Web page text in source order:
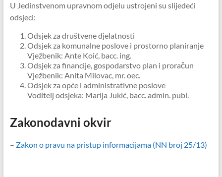
U Jedinstvenom upravnom odjelu ustrojeni su slijedeći
odsjeci:
Odsjek za društvene djelatnosti
Odsjek za komunalne poslove i prostorno planiranje
Vježbenik: Ante Koić, bacc. ing.
Odsjek za financije, gospodarstvo plan i proračun
Vježbenik: Anita Milovac, mr. oec.
Odsjek za opće i administrativne poslove
Voditelj odsjeka: Marija Jukić, bacc. admin. publ.
Zakonodavni okvir
– Zakon o pravu na pristup informacijama (NN broj 25/13)